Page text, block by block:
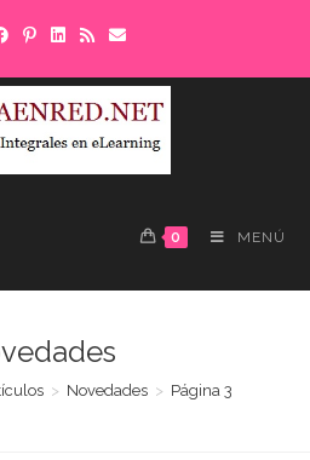
0 MENÚ
> Novedades > Página 3